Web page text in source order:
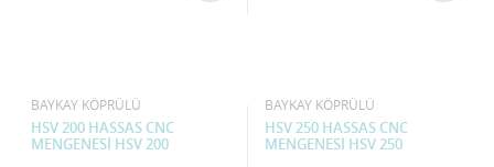
BAYKAY KÖPRÜLÜ
HSV 200 HASSAS CNC
MENGENESİ HSV 200
BAYKAY KÖPRÜLÜ
HSV 250 HASSAS CNC
MENGENESİ HSV 250